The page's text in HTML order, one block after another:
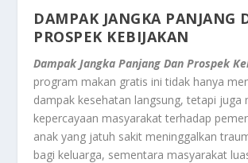
DAMPAK JANGKA PANJANG
PROSPEK KEBIJAKAN
Dampak Jangka Panjang Dan Prospek
program makan gratis ini tidak hanya
dampak kesehatan langsung, tetapi juga
kepercayaan masyarakat terhadap
anak yang jatuh sakit meninggalkan
bagi keluarga, sementara masyarakat